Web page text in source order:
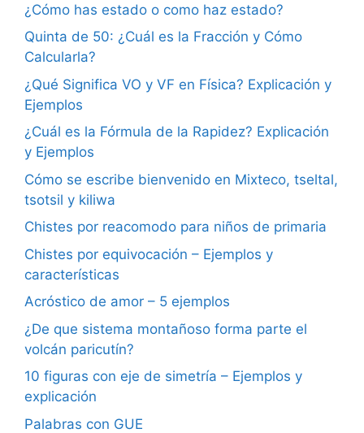
¿Cómo has estado o como haz estado?
Quinta de 50: ¿Cuál es la Fracción y Cómo
Calcularla?
¿Qué Significa VO y VF en Física? Explicación y
Ejemplos
¿Cuál es la Fórmula de la Rapidez? Explicación
y Ejemplos
Cómo se escribe bienvenido en Mixteco, tseltal,
tsotsil y kiliwa
Chistes por reacomodo para niños de primaria
Chistes por equivocación – Ejemplos y
características
Acróstico de amor – 5 ejemplos
¿De que sistema montañoso forma parte el
volcán paricutín?
10 figuras con eje de simetría – Ejemplos y
explicación
Palabras con GUE